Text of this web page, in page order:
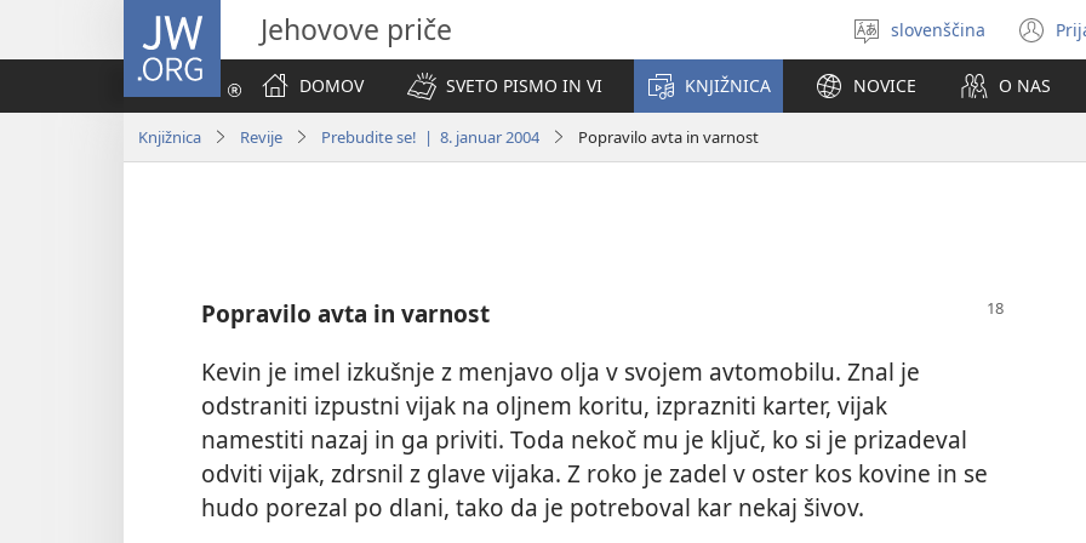
JW.ORG Jehovove priče
Izberite
jezik
slovenščina
DOMOV
SVETO PISMO IN VI KNJIŽNICA NOVICE O NAS
Knjižnica Revije Prebudite se! | 8. januar 2004 Popravilo avta in varnost
Popravilo avta in varnost
Kevin je imel izkušnje z menjavo olja v svojem avtomobilu. Znal je
odstraniti izpustni vijak na oljnem koritu, izprazniti karter, vijak
namestiti nazaj in ga priviti. Toda nekoč mu je ključ, ko si je prizadeval
odviti vijak, zdrsnil z glave vijaka. Z roko je zadel v oster kos kovine in se
hudo porezal po dlani, tako da je potreboval kar nekaj šivov.